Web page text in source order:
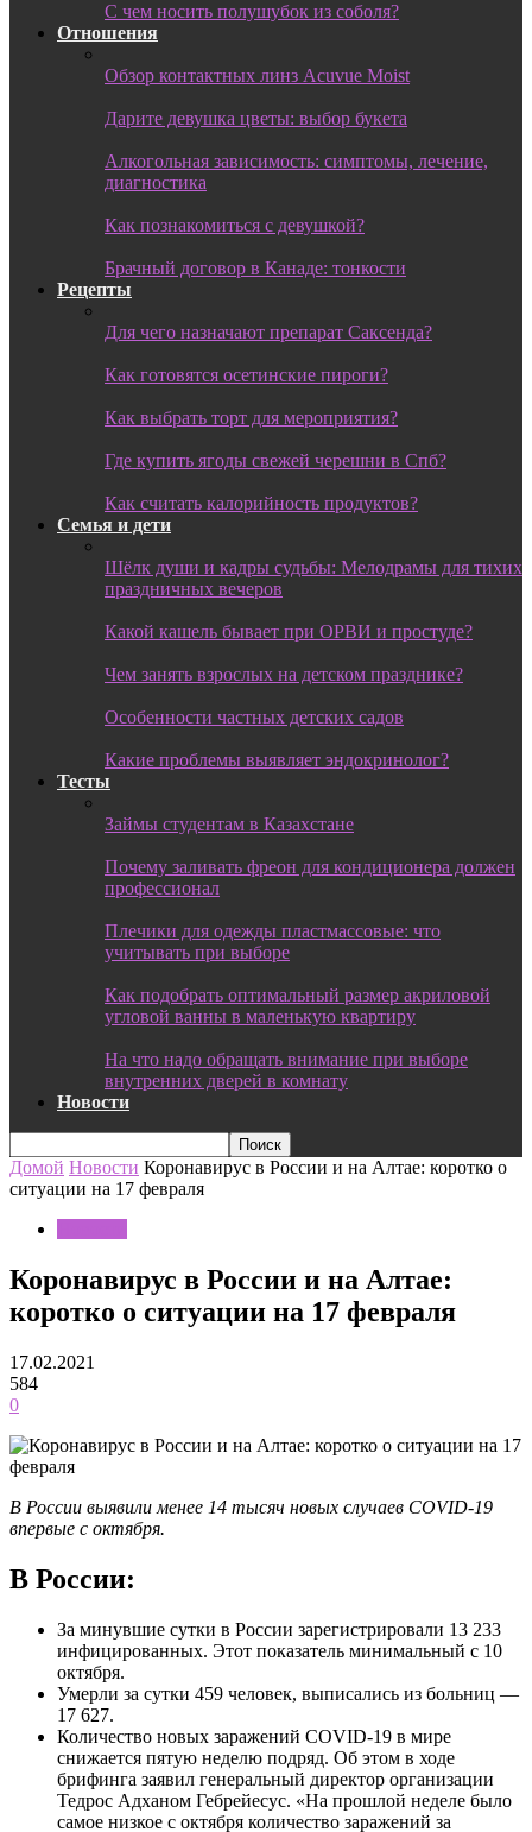
С чем носить полушубок из соболя?
Отношения
Обзор контактных линз Acuvue Moist
Дарите девушка цветы: выбор букета
Алкогольная зависимость: симптомы, лечение,
диагностика
Как познакомиться с девушкой?
Брачный договор в Канаде: тонкости
Рецепты
Для чего назначают препарат Саксенда?
Как готовятся осетинские пироги?
Как выбрать торт для мероприятия?
Где купить ягоды свежей черешни в Спб?
Как считать калорийность продуктов?
Семья и дети
Шёлк души и кадры судьбы: Мелодрамы для тихих
праздничных вечеров
Какой кашель бывает при ОРВИ и простуде?
Чем занять взрослых на детском празднике?
Особенности частных детских садов
Какие проблемы выявляет эндокринолог?
Тесты
Займы студентам в Казахстане
Почему заливать фреон для кондиционера должен
профессионал
Плечики для одежды пластмассовые: что
учитывать при выборе
Как подобрать оптимальный размер акриловой
угловой ванны в маленькую квартиру
На что надо обращать внимание при выборе
внутренних дверей в комнату
Новости
Домой Новости Коронавирус в России и на Алтае: коротко о
ситуации на 17 февраля
Коронавирус в России и на Алтае:
коротко о ситуации на 17 февраля
17.02.2021
584
0
В России выявили менее 14 тысяч новых случаев COVID-19
впервые с октября.
В России:
За минувшие сутки в России зарегистрировали 13 233
инфицированных. Этот показатель минимальный с 10
октября.
Умерли за сутки 459 человек, выписались из больниц —
17 627.
Количество новых заражений COVID-19 в мире
снижается пятую неделю подряд. Об этом в ходе
брифинга заявил генеральный директор организации
Тедрос Адханом Гебрейесус. «На прошлой неделе было
самое низкое с октября количество заражений за